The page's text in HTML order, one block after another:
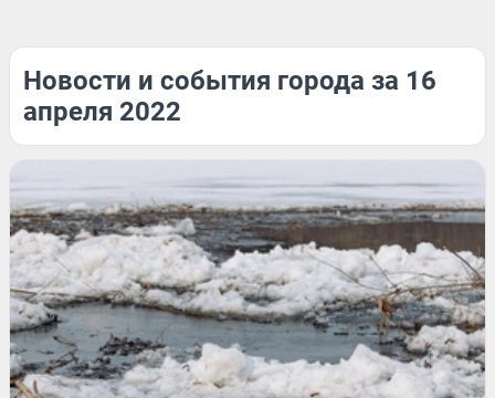
Новости и события города за 16
апреля 2022